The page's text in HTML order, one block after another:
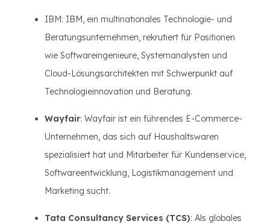
IBM: IBM, ein multinationales Technologie- und
Beratungsunternehmen, rekrutiert für Positionen
wie Softwareingenieure, Systemanalysten und
Cloud-Lösungsarchitekten mit Schwerpunkt auf
Technologieinnovation und Beratung.
Wayfair: Wayfair ist ein führendes E-Commerce-
Unternehmen, das sich auf Haushaltswaren
spezialisiert hat und Mitarbeiter für Kundenservice,
Softwareentwicklung, Logistikmanagement und
Marketing sucht.
Tata Consultancy Services (TCS): Als globales